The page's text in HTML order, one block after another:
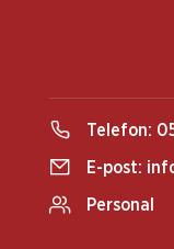
Telefon:
E-post:
Personal